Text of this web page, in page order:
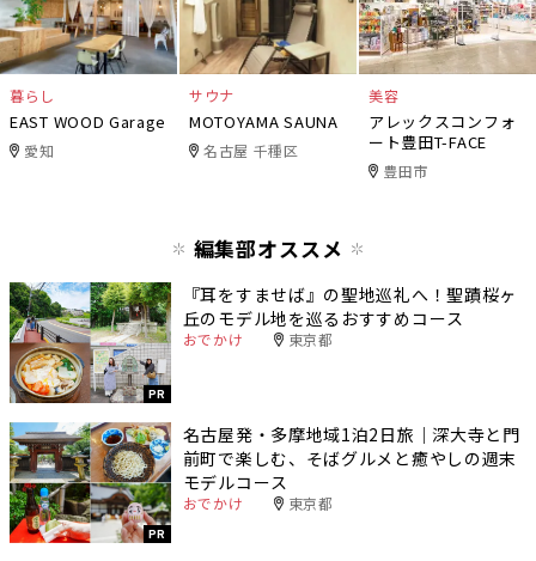
暮らし
EAST WOOD Garage
愛知
サウナ
MOTOYAMA SAUNA
名古屋 千種区
美容
アレックスコンフォ
ート豊田T-FACE
豊田市
編集部オススメ
PR
『耳をすませば』の聖地巡礼へ！聖蹟桜ヶ
丘のモデル地を巡るおすすめコース
おでかけ 東京都
PR
名古屋発・多摩地域1泊2日旅｜深大寺と門
前町で楽しむ、そばグルメと癒やしの週末
モデルコース
おでかけ 東京都